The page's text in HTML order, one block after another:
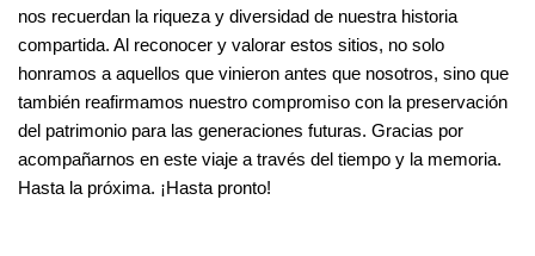
nos recuerdan la riqueza y diversidad de nuestra historia
compartida. Al reconocer y valorar estos sitios, no solo
honramos a aquellos que vinieron antes que nosotros, sino que
también reafirmamos nuestro compromiso con la preservación
del patrimonio para las generaciones futuras. Gracias por
acompañarnos en este viaje a través del tiempo y la memoria.
Hasta la próxima. ¡Hasta pronto!